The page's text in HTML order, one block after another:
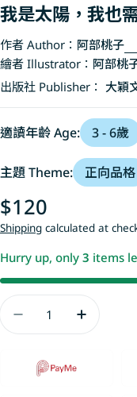
我是太陽，我也
作者 Author： 阿部桃子
繪者 Illustrator： 阿部桃
出版社 Publisher： 大穎
適讀年齡 Age: 3 - 6歲
主題 Theme: 正向品格
Regular
price
$120
Shipping calculated at
Hurry up, only 3 items
Decrease